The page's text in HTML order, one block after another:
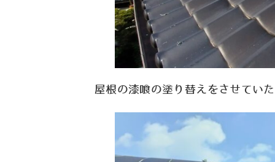
屋根の漆喰の塗り替えをさせてい